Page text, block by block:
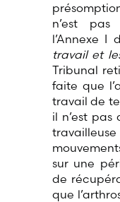
n’est
l’Annexe I
travail et
Tribunal
faite que
travail de
il n’est
sur une
de
que